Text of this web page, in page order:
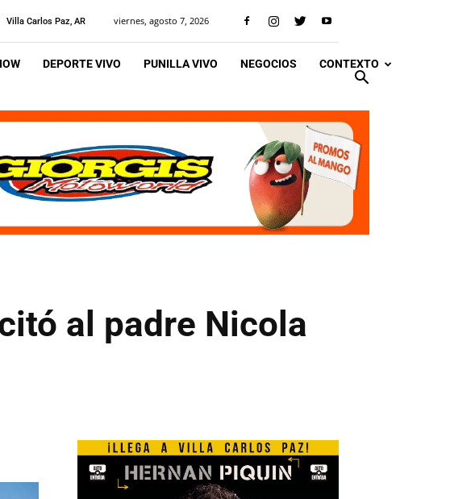
Villa Carlos Paz, AR viernes, agosto 7, 2026
DEPORTE VIVO PUNILLA VIVO NEGOCIOS CONTEXTO
al padre Nicola